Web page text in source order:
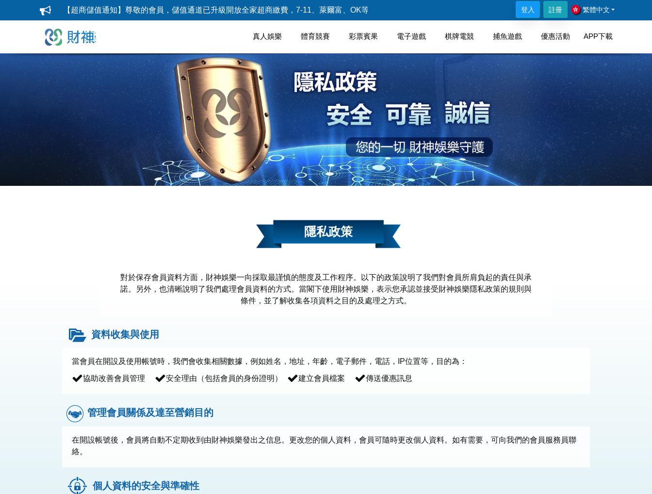
登入 註冊 繁體中文
【超商儲值通知】尊敬的會員，儲值通道已升級開放全家超商繳費，7-11、萊爾富、OK等三大超商暫時無法使用，待全面升級完成方可正常使用此三品牌門市進行儲值，
真人娛樂 體育競賽 彩票賓果 電子遊戲 棋牌電競 捕魚遊戲 優惠活動 APP下載
隱私政策
對於保存會員資料方面，財神娛樂一向採取最謹慎的態度及工作程序。以下的政策說明了我們對會員所肩負起的責任與承
諾。另外，也清晰說明了我們處理會員資料的方式。當閣下使用財神娛樂，表示您承認並接受財神娛樂隱私政策的規則與
條件，並了解收集各項資料之目的及處理之方式。
資料收集與使用
當會員在開設及使用帳號時，我們會收集相關數據，例如姓名，地址，年齡，電子郵件，電話，IP位置等，目的為：
協助改善會員管理 安全理由（包括會員的身份證明） 建立會員檔案 傳送優惠訊息
管理會員關係及達至營銷目的
在開設帳號後，會員將自動不定期收到由財神娛樂發出之信息。更改您的個人資料，會員可隨時更改個人資料。如有需要，可向我們的會員服務員聯
絡。
個人資料的安全與準確性